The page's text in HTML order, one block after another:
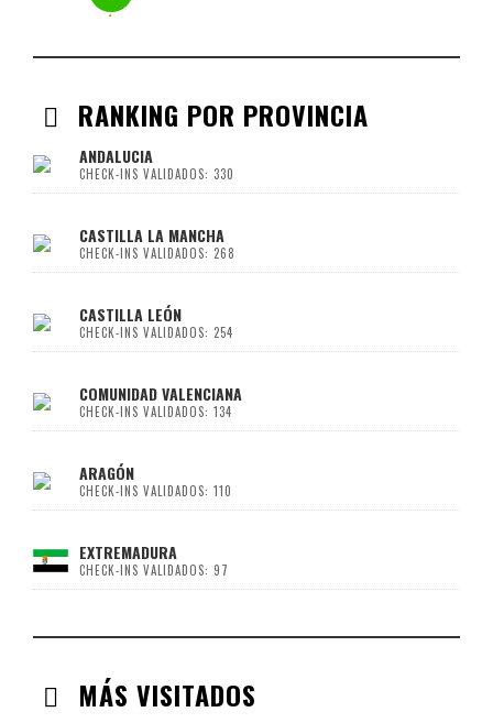
RANKING POR PROVINCIA
ANDALUCIA
CHECK-INS VALIDADOS: 330
CASTILLA LA MANCHA
CHECK-INS VALIDADOS: 268
CASTILLA LEÓN
CHECK-INS VALIDADOS: 254
COMUNIDAD VALENCIANA
CHECK-INS VALIDADOS: 134
ARAGÓN
CHECK-INS VALIDADOS: 110
EXTREMADURA
CHECK-INS VALIDADOS: 97
MÁS VISITADOS